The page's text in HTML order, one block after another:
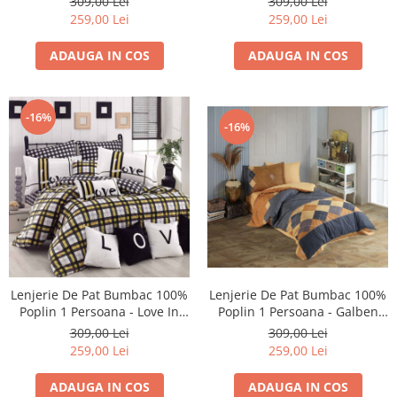
259,00 Lei
ADAUGA IN COS
259,00 Lei
ADAUGA IN COS
-16%
Lenjerie De Pat Bumbac 100%
Poplin 1 Persoana - Love In
Carouri
309,00 Lei
259,00 Lei
ADAUGA IN COS
-16%
Lenjerie De Pat Bumbac 100%
Poplin 1 Persoana - Galben
Mustar Cu Romburi
309,00 Lei
259,00 Lei
ADAUGA IN COS